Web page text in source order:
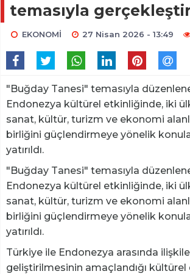
temasıyla
EKONOMİ 27 Nisan 2026 - 13:49
"Buğday Tanesi" temasıyla
Endonezya kültürel etkinliğinde, iki
sanat, kültür, turizm ve ekonomi
birliğini güçlendirmeye yönelik
yatırıldı.
"Buğday Tanesi" temasıyla
Endonezya kültürel etkinliğinde, iki
sanat, kültür, turizm ve ekonomi
birliğini güçlendirmeye yönelik
yatırıldı.
Türkiye ile Endonezya arasında
geliştirilmesinin amaçlandığı